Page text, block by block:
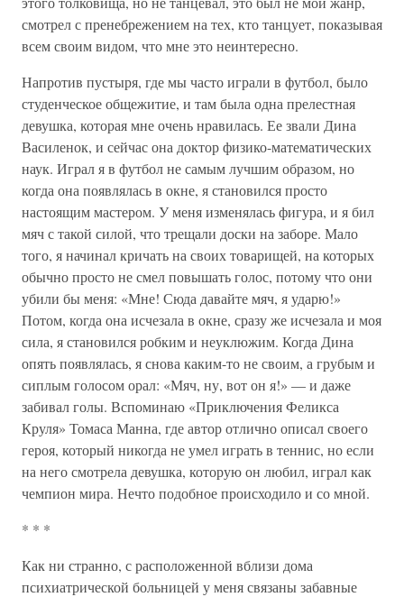
смотрел с пренебрежением на тех, кто танцует, показывая
всем своим видом, что мне это неинтересно.
Напротив пустыря, где мы часто играли в футбол, было
студенческое общежитие, и там была одна прелестная
девушка, которая мне очень нравилась. Ее звали Дина
Василенок, и сейчас она доктор физико-математических
наук. Играл я в футбол не самым лучшим образом, но
когда она появлялась в окне, я становился просто
настоящим мастером. У меня изменялась фигура, и я бил
мяч с такой силой, что трещали доски на заборе. Мало
того, я начинал кричать на своих товарищей, на которых
обычно просто не смел повышать голос, потому что они
убили бы меня: «Мне! Сюда давайте мяч, я ударю!»
Потом, когда она исчезала в окне, сразу же исчезала и моя
сила, я становился робким и неуклюжим. Когда Дина
опять появлялась, я снова каким-то не своим, а грубым и
сиплым голосом орал: «Мяч, ну, вот он я!» — и даже
забивал голы. Вспоминаю «Приключения Феликса
Круля» Томаса Манна, где автор отлично описал своего
героя, который никогда не умел играть в теннис, но если
на него смотрела девушка, которую он любил, играл как
чемпион мира. Нечто подобное происходило и со мной.
* * *
Как ни странно, с расположенной вблизи дома
психиатрической больницей у меня связаны забавные